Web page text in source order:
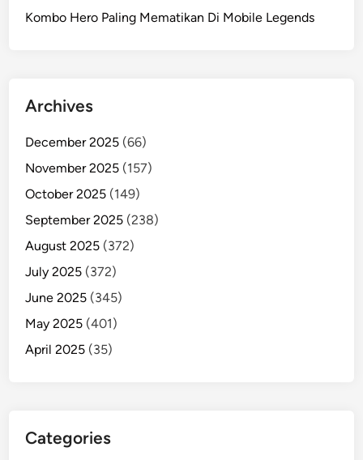
Kombo Hero Paling Mematikan Di Mobile Legends
Archives
December 2025 (66)
November 2025 (157)
October 2025 (149)
September 2025 (238)
August 2025 (372)
July 2025 (372)
June 2025 (345)
May 2025 (401)
April 2025 (35)
Categories